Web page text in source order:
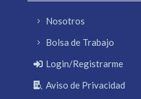
Nosotros
Bolsa de Trabajo
Login/Registrarme
Aviso de Privacidad